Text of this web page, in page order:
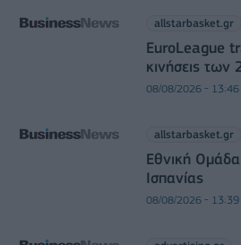
allstarbasket.gr
EuroLeague
κινήσεις
08/08/2026 - 13:46
allstarbasket.gr
Εθνική
Ισπανίας
08/08/2026 - 13:39